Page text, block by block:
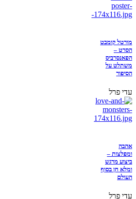
מורטל קומבט
הסרט –
הפאנסרביס
משתלט על
הסיפור
עדי פרל
אהבה
ומפלצות –
ביצוע מרגש
ומלא חן בסוף
העולם
עדי פרל